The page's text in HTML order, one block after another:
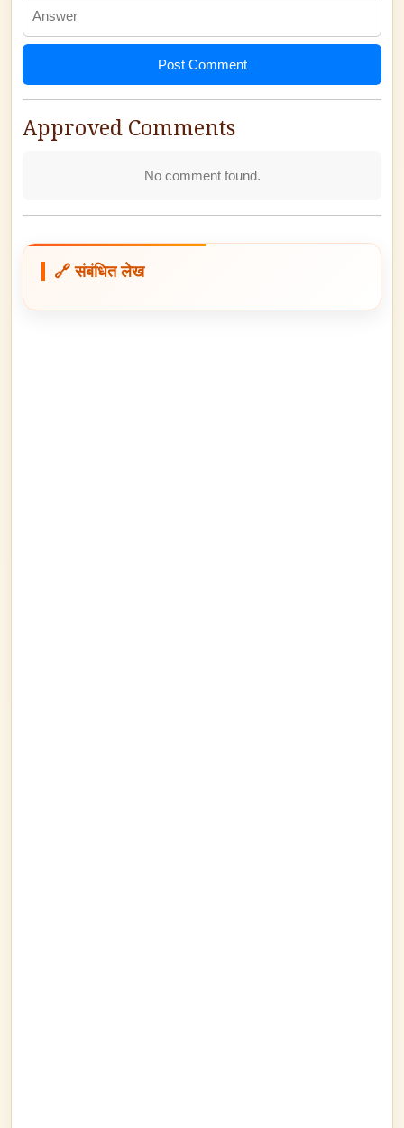
Post Comment
Approved Comments
No comment found.
🔗 संबंधित लेख